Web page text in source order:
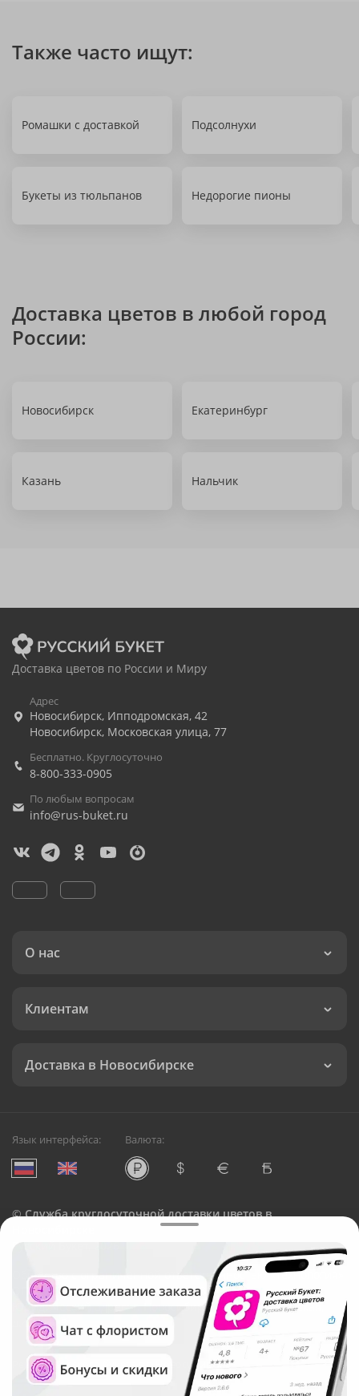
Также часто ищут:
Ромашки с доставкой Подсолнухи
Букеты из тюльпанов Недорогие пионы
Доставка цветов в любой город
России:
Новосибирск Екатеринбург
Казань Нальчик
Доставка цветов по России и Миру
Адрес
Новосибирск, Ипподромская, 42
Новосибирск, Московская улица, 77
Бесплатно. Круглосуточно
8-800-333-0905
По любым вопросам
info@rus-buket.ru
О нас
Клиентам
Доставка в Новосибирске
Язык интерфейса: Валюта:
©Служба круглосуточной доставки цветов в
Русский Букет, 2026
Общество с ограниченной ответственностью «Технология»
ОГРН: 1195476081745, ИНН: 5410081997
Юридический адрес: г. Новосибирск, ул. Ипподромская,
д.42, оф. 3
Рейтинг Русского букета в г. Новосибирск